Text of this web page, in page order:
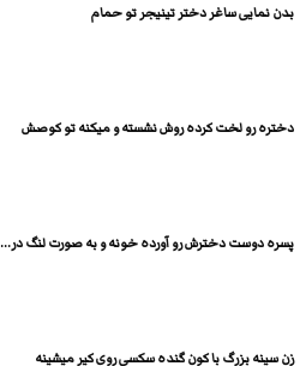
بدن نمایی ساغر دختر تینیجر تو حمام
دختره رو لخت کرده روش نشسته و میکنه تو کوصش
پسره دوست دخترش رو آورده خونه و به صورت لنگ در...
زن سینه بزرگ با کون گنده سکسی روی کیر میشینه